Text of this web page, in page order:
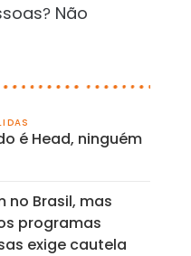
Não
é Head, ninguém
no Brasil, mas
programas
exige cautela